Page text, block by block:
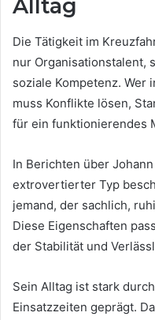
Alltag
Die Tätigkeit im
nur Organisationstalent,
soziale Kompetenz. Wer
muss Konflikte lösen,
für ein funktionierendes
In Berichten über
extrovertierter Typ
jemand, der sachlich,
Diese Eigenschaften
der Stabilität und
Sein Alltag ist stark
Einsatzzeiten geprägt.